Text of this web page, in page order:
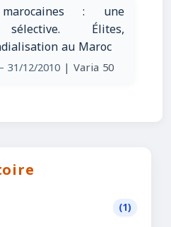
: une
sélective. Élites,
au Maroc
12/2010 | Varia 50
(1)